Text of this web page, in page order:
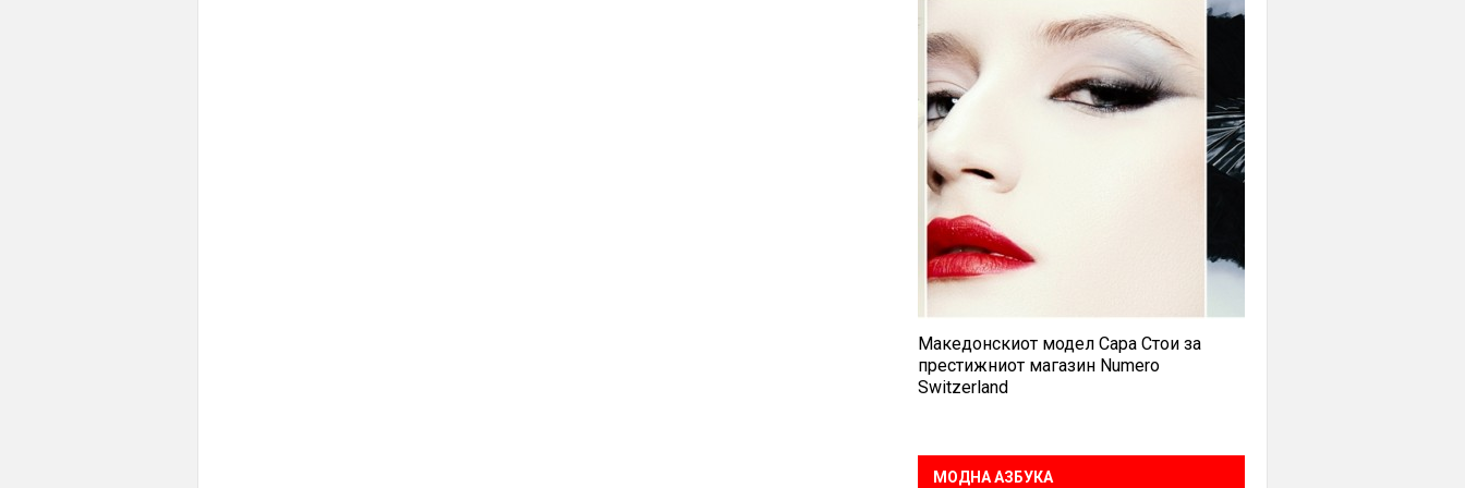
Македонскиот модел Сара Стои за
престижниот магазин Numero
Switzerland
МОДНА АЗБУКА